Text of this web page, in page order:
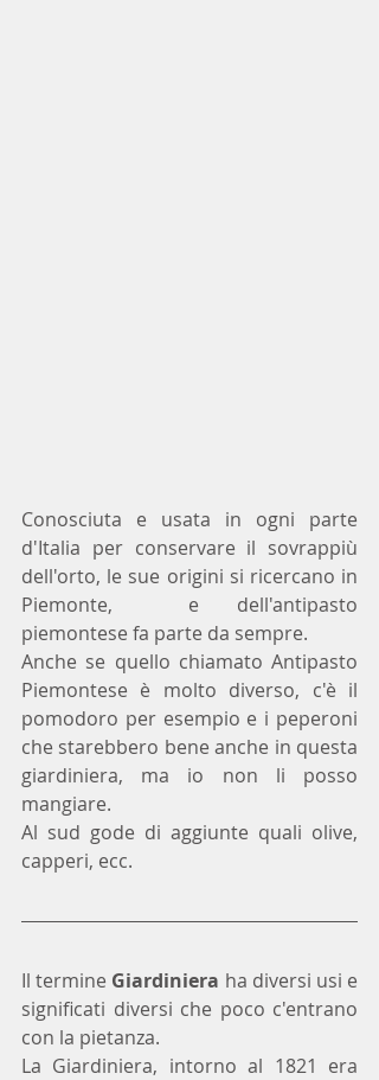
Conosciuta e usata in ogni parte
d'Italia per conservare il sovrappiù
dell'orto, le sue origini si ricercano in
Piemonte,  e dell'antipasto
piemontese fa parte da sempre.
Anche se quello chiamato Antipasto
Piemontese è molto diverso, c'è il
pomodoro per esempio e i peperoni
che starebbero bene anche in questa
giardiniera, ma io non li posso
mangiare.
Al sud gode di aggiunte quali olive,
capperi, ecc.
Il termine Giardiniera ha diversi usi e
significati diversi che poco c'entrano
con la pietanza.
La Giardiniera, intorno al 1821 era